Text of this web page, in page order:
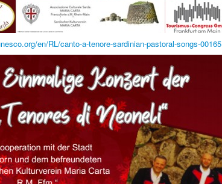
en/RL/canto-a-tenore-sardinian-pastoral-songs-00165